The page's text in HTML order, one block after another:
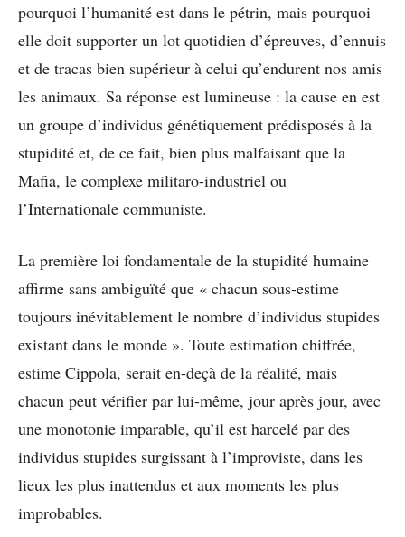
pourquoi l’humanité est dans le pétrin, mais pourquoi
elle doit supporter un lot quotidien d’épreuves, d’ennuis
et de tracas bien supérieur à celui qu’endurent nos amis
les animaux. Sa réponse est lumineuse : la cause en est
un groupe d’individus génétiquement prédisposés à la
stupidité et, de ce fait, bien plus malfaisant que la
Mafia, le complexe militaro-industriel ou
l’Internationale communiste.
La première loi fondamentale de la stupidité humaine
affirme sans ambiguïté que « chacun sous-estime
toujours inévitablement le nombre d’individus stupides
existant dans le monde ». Toute estimation chiffrée,
estime Cippola, serait en-deçà de la réalité, mais
chacun peut vérifier par lui-même, jour après jour, avec
une monotonie imparable, qu’il est harcelé par des
individus stupides surgissant à l’improviste, dans les
lieux les plus inattendus et aux moments les plus
improbables.